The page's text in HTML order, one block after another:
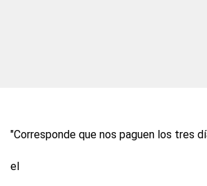
"Corresponde que nos paguen los tres
el